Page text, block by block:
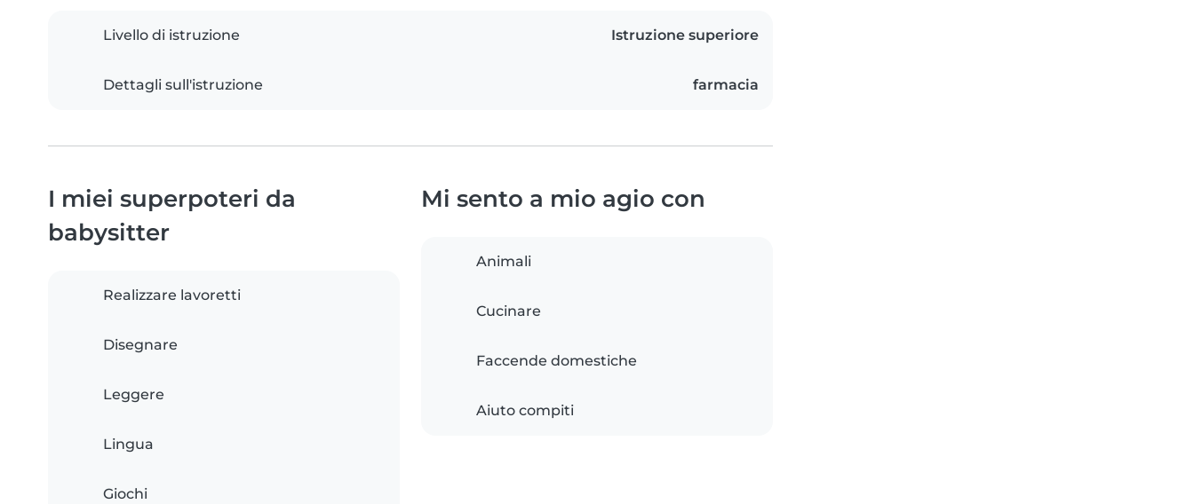
Livello di istruzione Istruzione superiore
Dettagli sull'istruzione farmacia
I miei superpoteri da
babysitter
Realizzare lavoretti
Disegnare
Leggere
Lingua
Giochi
Mi sento a mio agio con
Animali
Cucinare
Faccende domestiche
Aiuto compiti